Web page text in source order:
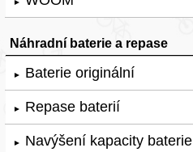
Náhradní baterie a repase
► Baterie originální
► Repase baterií
► Navýšení kapacity baterie